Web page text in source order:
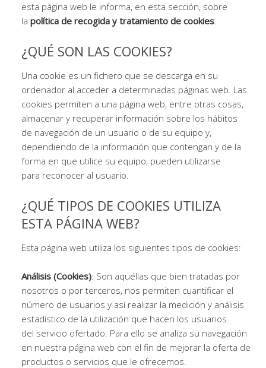
esta página web le informa, en esta sección, sobre
la política de recogida y tratamiento de cookies.
¿QUÉ SON LAS COOKIES?
Una cookie es un fichero que se descarga en su
ordenador al acceder a determinadas páginas web. Las
cookies permiten a una página web, entre otras cosas,
almacenar y recuperar información sobre los hábitos
de navegación de un usuario o de su equipo y,
dependiendo de la información que contengan y de la
forma en que utilice su equipo, pueden utilizarse
para reconocer al usuario.
¿QUÉ TIPOS DE COOKIES UTILIZA
ESTA PÁGINA WEB?
Esta página web utiliza los siguientes tipos de cookies:
Análisis (Cookies): Son aquéllas que bien tratadas por
nosotros o por terceros, nos permiten cuantificar el
número de usuarios y así realizar la medición y análisis
estadístico de la utilización que hacen los usuarios
del servicio ofertado. Para ello se analiza su navegación
en nuestra página web con el fin de mejorar la oferta de
productos o servicios que le ofrecemos.